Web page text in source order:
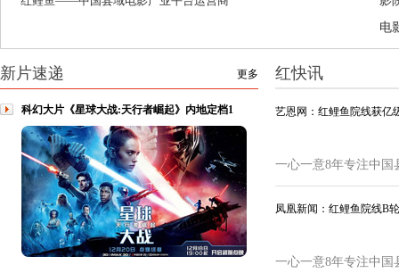
电
更多
新片速递
科幻大片《星球大战:天行者崛起》内地定档1
红快讯
艺恩网：红鲤鱼院线获亿
一心一意8年专注中国
凤凰新闻：红鲤鱼院线B
一心一意8年专注中国